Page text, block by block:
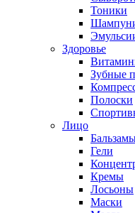
Тоники
Здоровье
Зубные
Полоски
Лицо
Гели
Кремы
Лосьоны
Маски